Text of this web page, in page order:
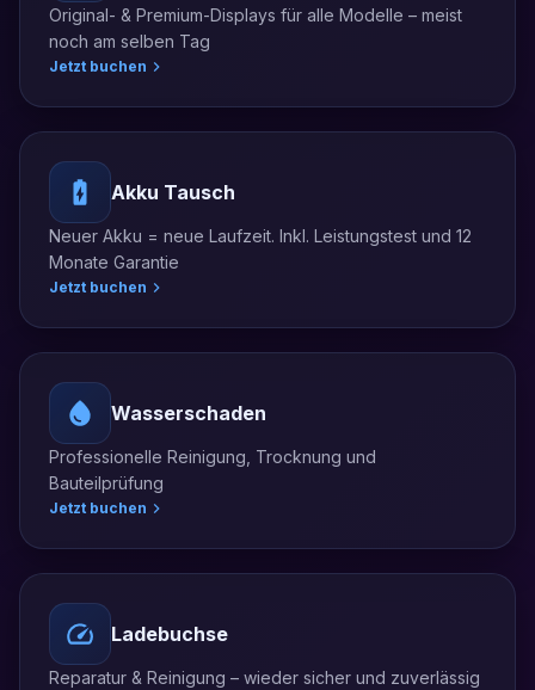
Original- & Premium-Displays für alle Modelle – meist
noch am selben Tag
Jetzt buchen
Akku Tausch
Neuer Akku = neue Laufzeit. Inkl. Leistungstest und 12
Monate Garantie
Jetzt buchen
Wasserschaden
Professionelle Reinigung, Trocknung und
Bauteilprüfung
Jetzt buchen
Ladebuchse
Reparatur & Reinigung – wieder sicher und zuverlässig